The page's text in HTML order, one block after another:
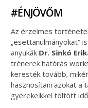
#ÉNJÖVŐM
Az érzelmes
„esettanulmányokat”
anyukák Dr. Sinkó
trénerek hatórás
keresték tovább,
hasznosítani azokat a
gyerekeikkel töltött